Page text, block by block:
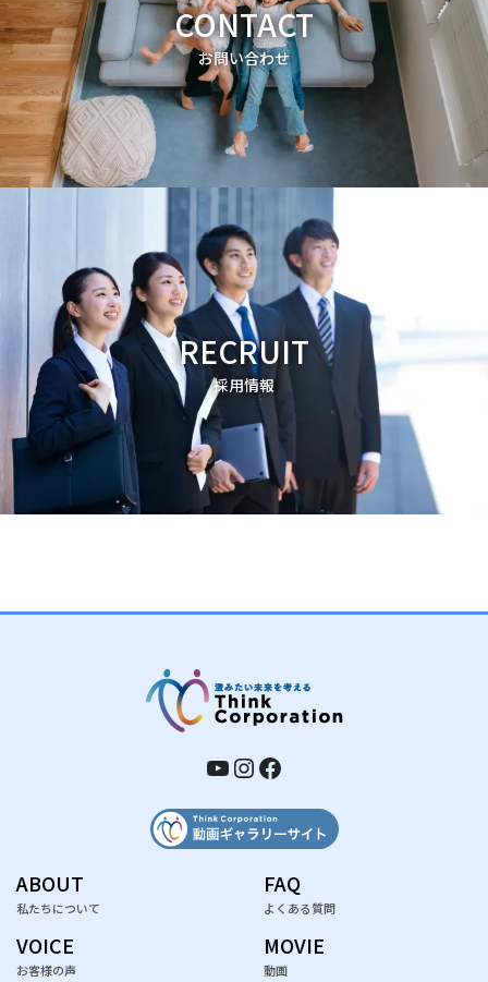
CONTACT
お問い合わせ
RECRUIT
採用情報
YouTube
Instagram
Facebook
ABOUT
私たちについて
VOICE
お客様の声
FAQ
よくある質問
MOVIE
動画